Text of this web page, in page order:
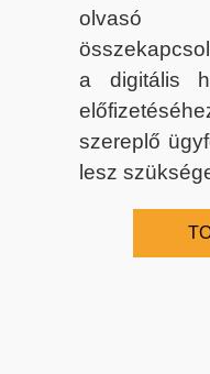
olvasó
a digitális
szereplő
lesz